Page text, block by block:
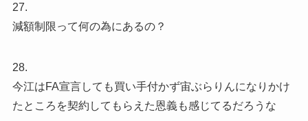
27.
減額制限って何の為にあるの？
28.
今江はFA宣言しても買い手付かず宙ぶらりんになりかけ
たところを契約してもらえた恩義も感じてるだろうな